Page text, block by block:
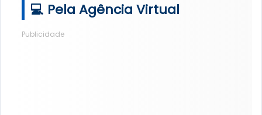
💻 Pela Agência Virtual
Publicidade